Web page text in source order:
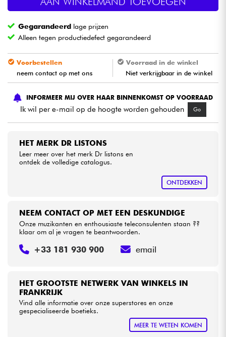
Blaasinstrument
Kinderen
Sets
Gegarandeerd lage prijzen
Alleen tegen productiedefect gegarandeerd
Voorbestellen
neem contact op met ons
Voorraad in de winkel
Niet verkrijgbaar in de winkel
INFORMEER MIJ OVER HAAR BINNENKOMST OP VOORRAAD
Ik wil per e-mail op de hoogte worden gehouden Go
HET MERK DR LISTONS
Leer meer over het merk Dr listons en
ontdek de volledige catalogus.
ONTDEKKEN
HET GROOTSTE NETWERK VAN WINKELS IN
FRANKRIJK
Vind alle informatie over onze superstores en onze
gespecialiseerde boetieks.
MEER TE WETEN KOMEN
NEEM CONTACT OP MET EEN DESKUNDIGE
Onze muzikanten en enthousiaste teleconsulenten staan ??
klaar om al je vragen te beantwoorden.
+33 181 930 900 email